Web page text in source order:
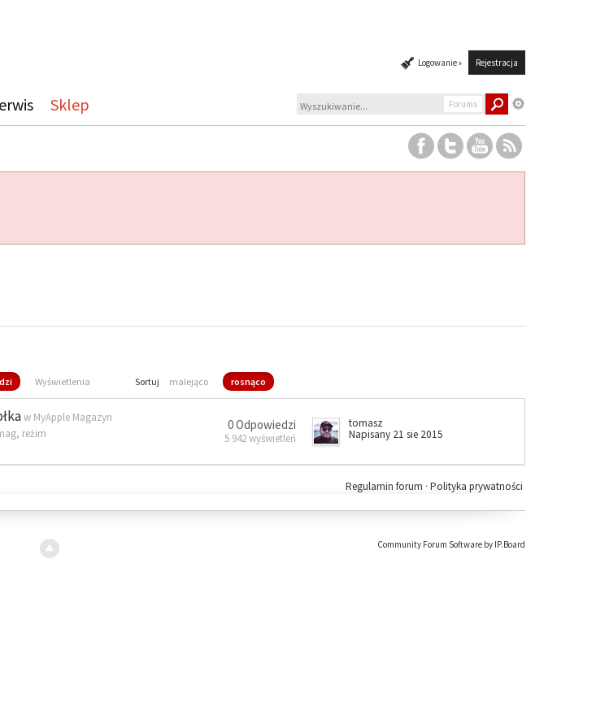
Logowanie » Rejestracja
Sklep Forums
Wyświetlenia Sortuj malejąco rosnąco
w MyApple Magazyn
, reżim
0 Odpowiedzi
5 942 wyświetleń
tomasz
Napisany 21 sie 2015
Polityka prywatności
Regulamin forum ·
Community Forum Software by IP.Board